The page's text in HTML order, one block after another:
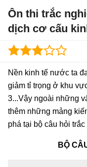
Ôn thi trắc
dịch cơ cấu
Nền kinh tế nước ta
giảm tỉ trọng ở khu
3...Vậy ngoài những
thêm những mảng
phá tại bộ câu hỏi
BỘ